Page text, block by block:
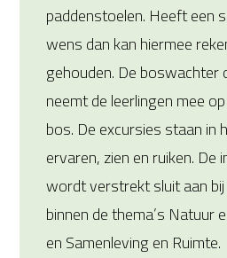
paddenstoelen. Heeft een
wens dan kan hiermee
gehouden. De
neemt de leerlingen mee
bos. De excursies staan in
ervaren, zien en ruiken. De
wordt verstrekt sluit aan
binnen de thema’s Natuur
en Samenleving en Ruimte.